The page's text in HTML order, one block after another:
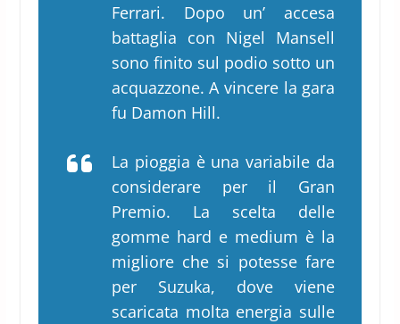
Ferrari. Dopo un’ accesa
battaglia con Nigel Mansell
sono finito sul podio sotto un
acquazzone. A vincere la gara
fu Damon Hill.
La pioggia è una variabile da
considerare per il Gran
Premio. La scelta delle
gomme hard e medium è la
migliore che si potesse fare
per Suzuka, dove viene
scaricata molta energia sulle